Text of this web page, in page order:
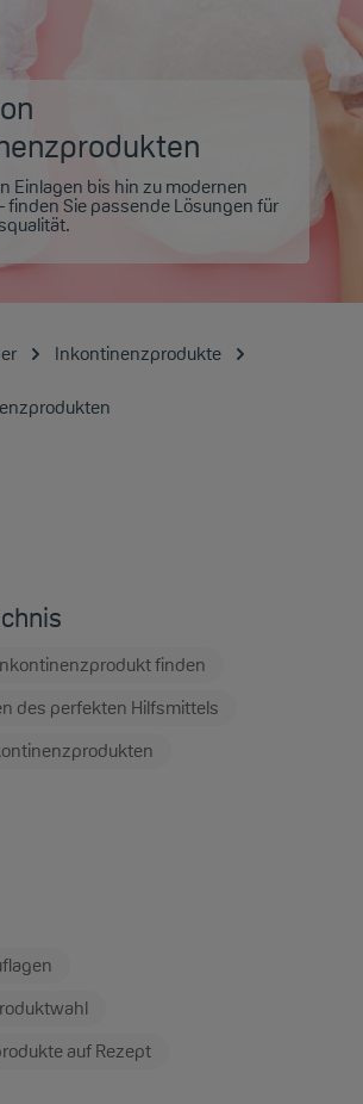
Einlagen bis hin zu modernen
finden Sie passende Lösungen für
Inkontinenzprodukte
finden
des perfekten Hilfsmittels
auf Rezept